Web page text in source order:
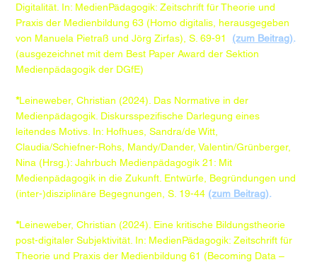
Digitalität. In: MedienPädagogik: Zeitschrift für Theorie und
Praxis der Medienbildung 63 (Homo digitalis, herausgegeben
von Manuela Pietraß und Jörg Zirfas), S. 69-91 (zum Beitrag).​
(ausgezeichnet mit dem Best Paper Award der Sektion
Medienpädagogik der DGfE)
*Leineweber, Christian (2024). Das Normative in der
Medienpädagogik. Diskursspezifische Darlegung eines
leitendes Motivs. In: Hofhues, Sandra/de Witt,
Claudia/Schiefner-Rohs, Mandy/Dander, Valentin/Grünberger,
Nina (Hrsg.): Jahrbuch Medienpädagogik 21: Mit
Medienpädagogik in die Zukunft. Entwürfe, Begründungen und
(inter-)disziplinäre Begegnungen, S. 19-44 (zum Beitrag).​
*Leineweber, Christian (2024). Eine kritische Bildungstheorie
post-digitaler Subjektivität. In: MedienPädagogik: Zeitschrift für
Theorie und Praxis der Medienbildung 61 (Becoming Data –